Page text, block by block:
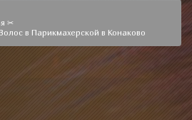
✂
в Парикмахерской в Конаково